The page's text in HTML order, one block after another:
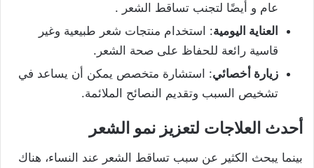
عام و أيضًا لتجنب تساقط الشعر .
العناية اليومية: استخدام منتجات شعر طبيعية وغير
قاسية رائعة للحفاظ على صحة الشعر.
زيارة أخصائي: استشارة متخصص يمكن أن يساعد في
تشخيص السبب وتقديم النصائح الملائمة.
أحدث العلاجات لتعزيز نمو الشعر
بينما يبحث الكثير عن سبب تساقط الشعر عند النساء، هناك